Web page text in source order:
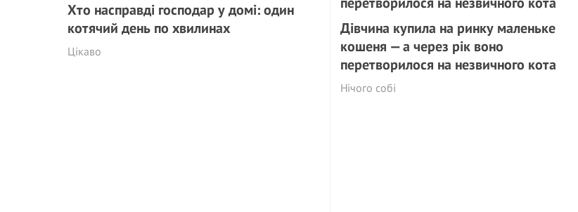
Хто насправді господар у домі: один
котячий день по хвилинах
Цікаво
Дівчина купила на ринку маленьке
кошеня — а через рік воно
перетворилося на незвичного кота
Нічого собі